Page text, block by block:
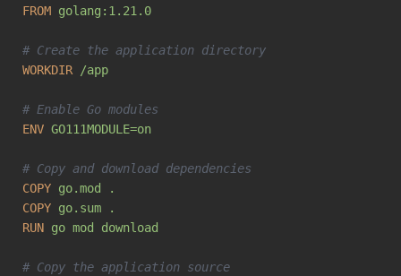
FROM golang:1.21.0
# Create the application directory
WORKDIR /app
# Enable Go modules
ENV GO111MODULE=on
# Copy and download dependencies
COPY go.mod .
COPY go.sum .
RUN go mod download
# Copy the application source